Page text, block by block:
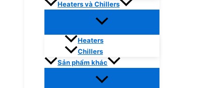
Heaters và Chillers
Heaters
Chillers
Sản phẩm khác